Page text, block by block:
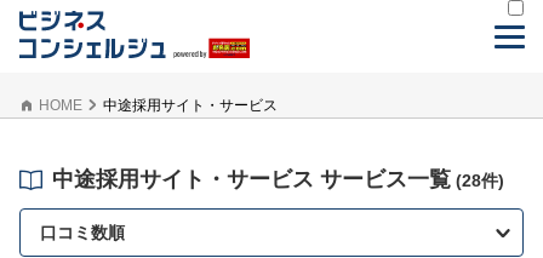
HOME 中途採用サイト・サービス
中途採用サイト・サービス サービス一覧 (28件)
口コミ数順